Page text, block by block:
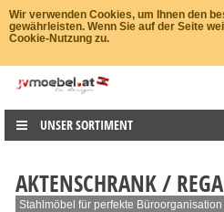
Wir verwenden Cookies, um Ihnen den
gewährleisten. Wenn Sie auf der Seite
Cookie-Nutzung zu.
UNSER SORTIMENT
AKTENSCHRANK /
Stahlmöbel für perfekte